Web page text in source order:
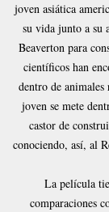
joven asiática
su vida junto a su
Beaverton para
científicos han
dentro de
joven se mete
castor de
conociendo, así, al
La película
comparaciones